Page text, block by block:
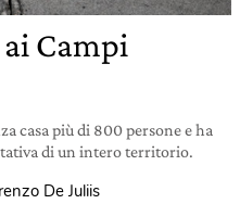
ai Campi
casa più di 800 persone e ha
di un intero territorio.
De Juliis